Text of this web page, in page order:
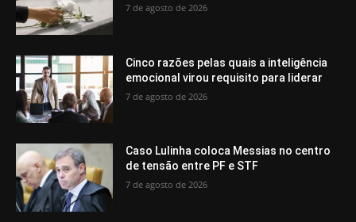
7 de agosto de 2026
Cinco razões pelas quais a inteligência
emocional virou requisito para liderar
7 de agosto de 2026
Caso Lulinha coloca Messias no centro
de tensão entre PF e STF
7 de agosto de 2026